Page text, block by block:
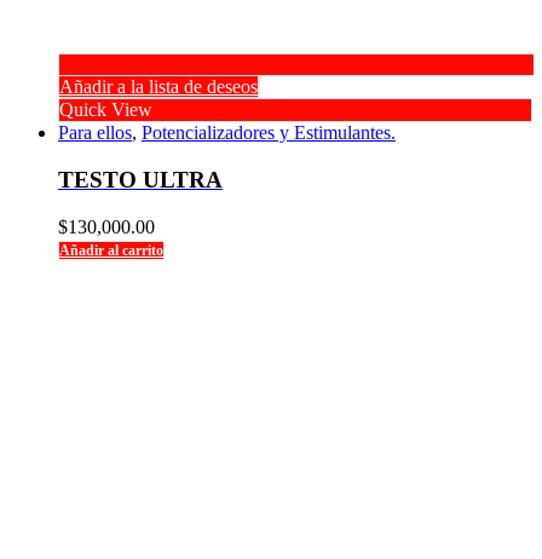
Añadir a la lista de deseos
Quick View
Para ellos, Potencializadores y Estimulantes.
TESTO ULTRA
$130,000.00
Añadir al carrito